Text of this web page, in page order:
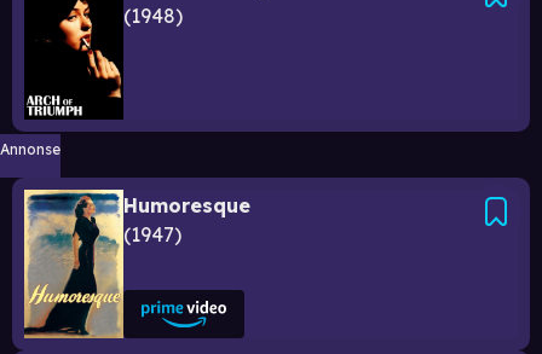
1948
Annonse
Humoresque
1947